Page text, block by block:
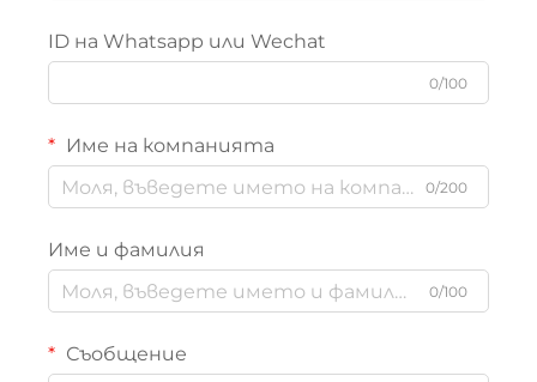
ID на Whatsapp или Wechat
0/100
Име на компанията
0/200
Име и фамилия
0/100
Съобщение